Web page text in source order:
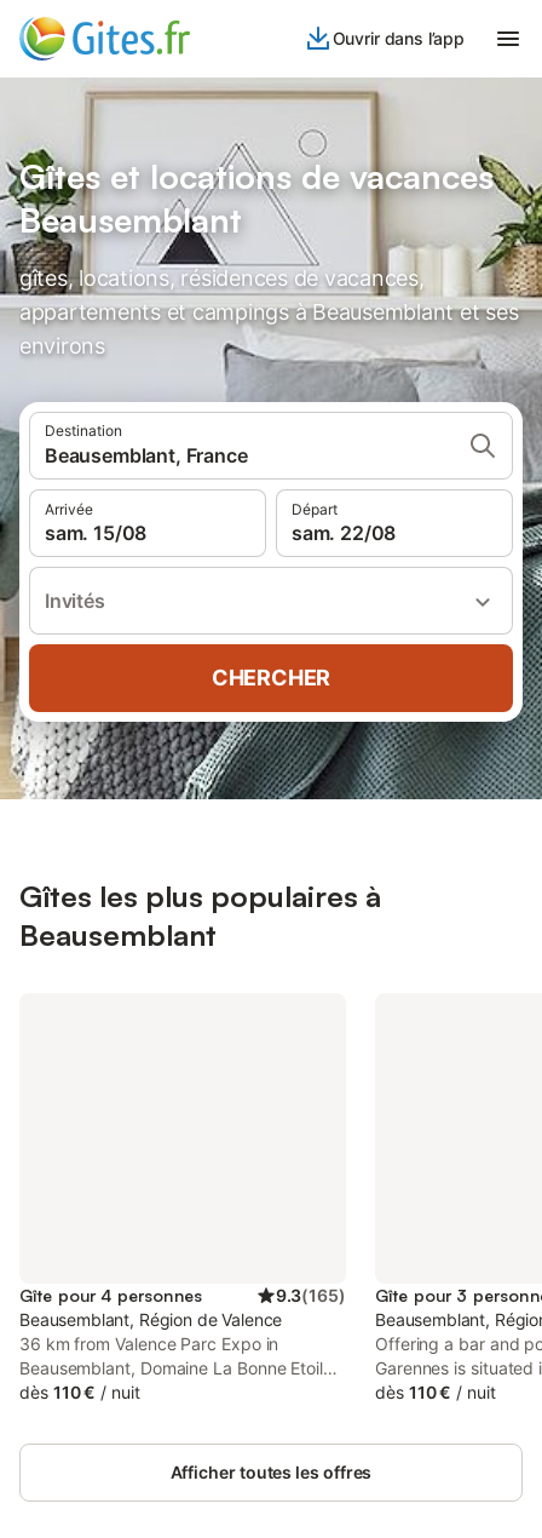
Ouvrir dans l’app
Gîtes et locations de vacances
Beausemblant
gîtes, locations, résidences de vacances,
appartements et campings à Beausemblant et ses
environs
Destination
Beausemblant, France
Arrivée
sam. 15/08
Départ
sam. 22/08
Invités
CHERCHER
Gîtes les plus populaires à
Beausemblant
Gîte pour 4 personnes 9.3(165)
Beausemblant, Région de Valence
36 km from Valence Parc Expo in
Beausemblant, Domaine La Bonne Etoile
provides accommodation with access to
free WiFi and parking on-site are
available at the guest house free of
dès 110 € / nuit
Gîte pour 3
Beausemblant,
Offering a bar and
Garennes is
from Valence Parc
access to a terrace,
dès 110 € / nuit
Afficher toutes les offres